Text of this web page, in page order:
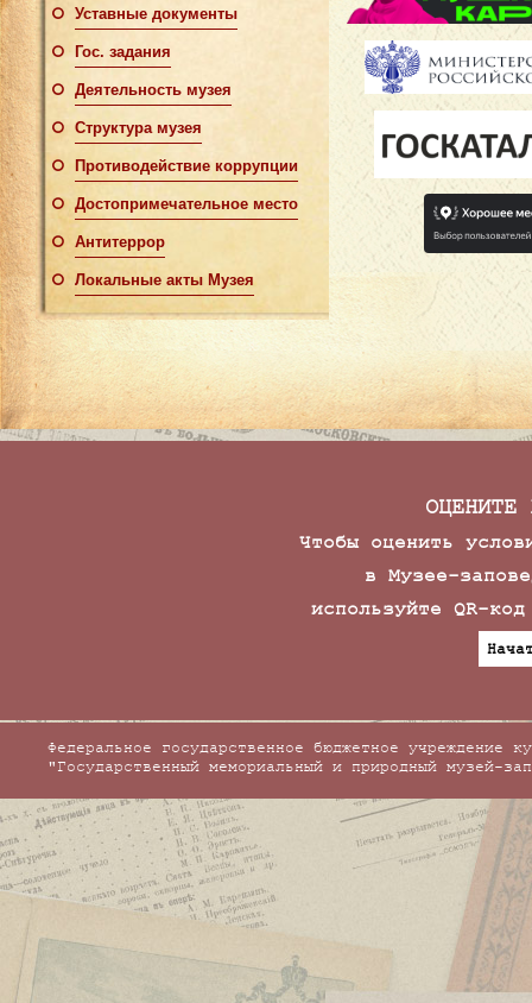
Уставные документы
Гос. задания
Деятельность музея
Структура музея
Противодействие коррупции
Достопримечательное место
Антитеррор
Локальные акты Музея
ОЦЕНИТЕ
Чтобы оценить
в Музее-
используйте QR-
Федеральное государственное бюджетное учреждение
"Государственный мемориальный и природный музей-